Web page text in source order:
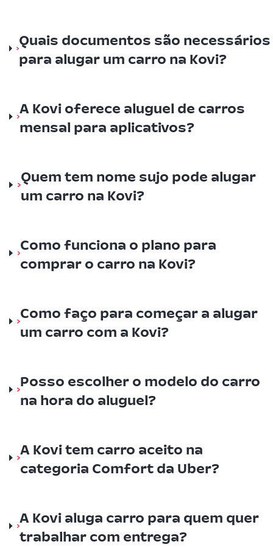
Quais documentos são necessários
para alugar um carro na Kovi?
A Kovi oferece aluguel de carros
mensal para aplicativos?
Quem tem nome sujo pode alugar
um carro na Kovi?
Como funciona o plano para
comprar o carro na Kovi?
Como faço para começar a alugar
um carro com a Kovi?
Posso escolher o modelo do carro
na hora do aluguel?
A Kovi tem carro aceito na
categoria Comfort da Uber?
A Kovi aluga carro para quem quer
trabalhar com entrega?